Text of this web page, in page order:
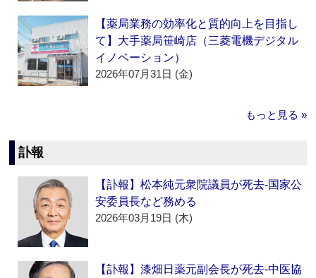
【薬局業務の効率化と質的向上を目指し
て】大手薬局笹崎店（三菱電機デジタル
イノベーション）
2026年07月31日 (金)
もっと見る »
訃報
【訃報】松本純元衆院議員が死去‐国家公
安委員長など務める
2026年03月19日 (木)
【訃報】漆畑日薬元副会長が死去‐中医協